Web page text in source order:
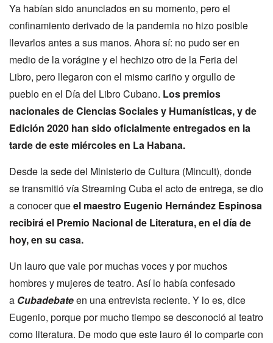
Ya habían sido anunciados en su momento, pero el
confinamiento derivado de la pandemia no hizo posible
llevarlos antes a sus manos. Ahora sí: no pudo ser en
medio de la vorágine y el hechizo otro de la Feria del
Libro, pero llegaron con el mismo cariño y orgullo de
pueblo en el Día del Libro Cubano. Los premios
nacionales de Ciencias Sociales y Humanísticas, y de
Edición 2020 han sido oficialmente entregados en la
tarde de este miércoles en La Habana.
Desde la sede del Ministerio de Cultura (Mincult), donde
se transmitió vía Streaming Cuba el acto de entrega, se dio
a conocer queel maestro Eugenio Hernández Espinosa
recibirá el Premio Nacional de Literatura, en el día de
hoy, en su casa.
Un lauro que vale por muchas voces y por muchos
hombres y mujeres de teatro. Así lo había confesado
a Cubadebateen una entrevista reciente. Y lo es, dice
Eugenio, porque por mucho tiempo se desconoció al teatro
como literatura. De modo que este lauro él lo comparte con